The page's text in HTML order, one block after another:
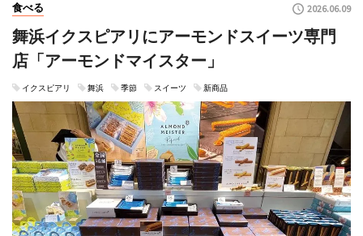
食べる 2026.06.09
舞浜イクスピアリにアーモンドスイーツ専門
店「アーモンドマイスター」
イクスピアリ 舞浜 季節 スイーツ 新商品